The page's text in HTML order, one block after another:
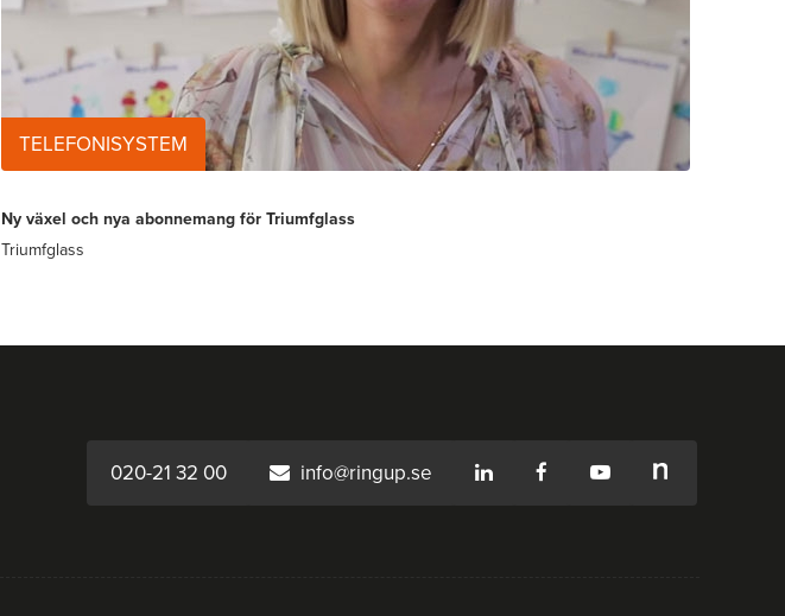
TELEFONISYSTEM
Ny växel och nya abonnemang för Triumfglass
Triumfglass
020-21 32 00 info@ringup.se